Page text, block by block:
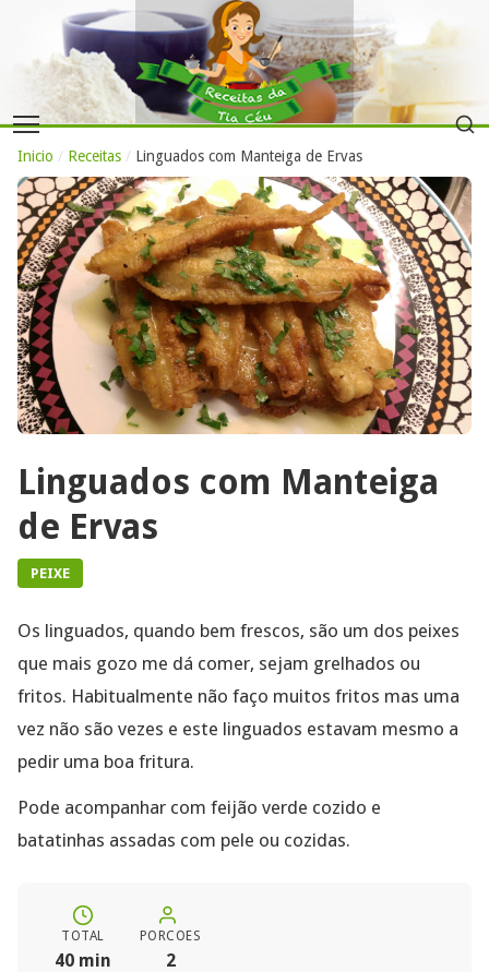
Inicio / Receitas / Linguados com Manteiga de Ervas
Linguados com Manteiga
de Ervas
PEIXE
Os linguados, quando bem frescos, são um dos peixes
que mais gozo me dá comer, sejam grelhados ou
fritos. Habitualmente não faço muitos fritos mas uma
vez não são vezes e este linguados estavam mesmo a
pedir uma boa fritura.
Pode acompanhar com feijão verde cozido e
batatinhas assadas com pele ou cozidas.
TOTAL
40 min
PORCOES
2